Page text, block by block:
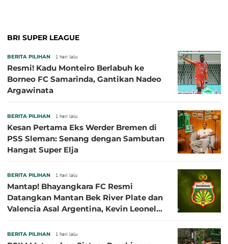
BRI SUPER LEAGUE
BERITA PILIHAN 1 hari lalu
Resmi! Kadu Monteiro Berlabuh ke
Borneo FC Samarinda, Gantikan Nadeo
Argawinata
BERITA PILIHAN 1 hari lalu
Kesan Pertama Eks Werder Bremen di
PSS Sleman: Senang dengan Sambutan
Hangat Super Elja
BERITA PILIHAN 1 hari lalu
Mantap! Bhayangkara FC Resmi
Datangkan Mantan Bek River Plate dan
Valencia Asal Argentina, Kevin Leonel
BERITA PILIHAN 1 hari lalu